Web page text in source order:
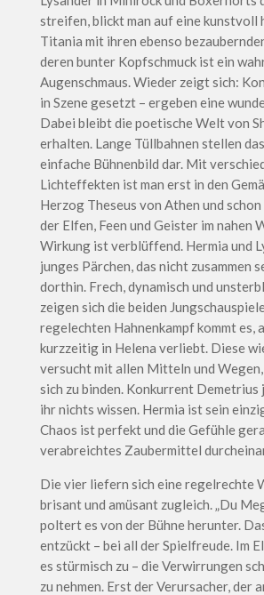
streifen, blickt man auf eine
Titania mit ihren ebenso
deren bunter Kopfschmuck ist ein
Augenschmaus. Wieder zeigt sich:
in Szene gesetzt – ergeben eine
Dabei bleibt die poetische Welt von
erhalten. Lange Tüllbahnen stellen
einfache Bühnenbild dar. Mit
Lichteffekten ist man erst in den
Herzog Theseus von Athen und schon
der Elfen, Feen und Geister im nahen
Wirkung ist verblüffend. Hermia und
junges Pärchen, das nicht zusammen
dorthin. Frech, dynamisch und
zeigen sich die beiden
regelechten Hahnenkampf kommt es,
kurzzeitig in Helena verliebt. Diese
versucht mit allen Mitteln und
sich zu binden. Konkurrent Demetrius
ihr nichts wissen. Hermia ist sein
Chaos ist perfekt und die Gefühle
verabreichtes Zaubermittel
Die vier liefern sich eine regelrechte
brisant und amüsant zugleich. „Du
poltert es von der Bühne herunter.
entzückt – bei all der Spielfreude. Im
es stürmisch zu – die Verwirrungen
zu nehmen. Erst der Verursacher, der